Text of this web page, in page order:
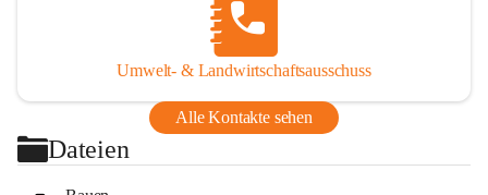
Umwelt- & Landwirtschaftsausschuss
Alle Kontakte sehen
Dateien